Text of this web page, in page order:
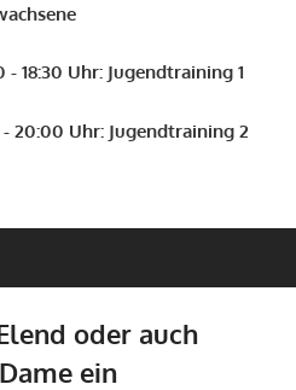
- 18:30 Uhr: Jugendtraining 1
- 20:00 Uhr: Jugendtraining 2
oder auch
ein